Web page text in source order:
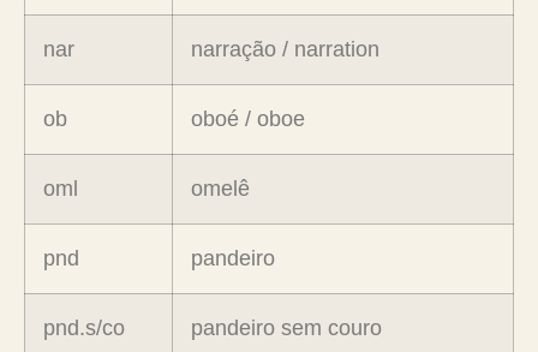
nar narração / narration
ob oboé / oboe
oml omelê
pnd pandeiro
pnd.s/co pandeiro sem couro